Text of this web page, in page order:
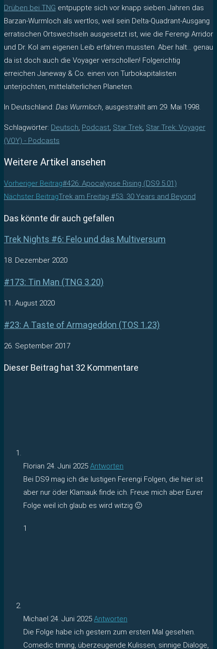
Drüben bei TNG entpuppte sich vor knapp sieben Jahren das
Barzan-Wurmloch als wertlos, weil sein Delta-Quadrant-Ausgang
erratischen Ortswechseln ausgesetzt ist, wie die Ferengi Arridor
und Dr. Kol am eigenen Leib erfahren mussten. Aber halt… genau
da ist doch auch die Voyager verschollen! Folgerichtig
erreichen Janeway & Co. einen von Turbokapitalisten
unterjochten, mittelalterlichen Planeten.
In Deutschland: Das Wurmloch, ausgestrahlt am 29. Mai 1998.
Schlagwörter: Deutsch, Podcast, Star Trek, Star Trek: Voyager
(VOY) - Podcasts
Weitere Artikel ansehen
Vorheriger Beitrag#426: Apocalypse Rising (DS9 5.01)
Nächster BeitragTrek am Freitag #53: 30 Years and Beyond
Das könnte dir auch gefallen
Trek Nights #6: Felo und das Multiversum
18. Dezember 2020
#173: Tin Man (TNG 3.20)
11. August 2020
#23: A Taste of Armageddon (TOS 1.23)
26. September 2017
Dieser Beitrag hat 32 Kommentare
Florian 24. Juni 2025 Antworten
Bei DS9 mag ich die lustigen Ferengi Folgen, die hier ist
aber nur öder Klamauk finde ich. Freue mich aber Eurer
Folge weil ich glaub es wird witzig 🙂
1
Michael 24. Juni 2025 Antworten
Die Folge habe ich gestern zum ersten Mal gesehen.
Comedic timing, überzeugende Kulissen, sinnige Dialoge,